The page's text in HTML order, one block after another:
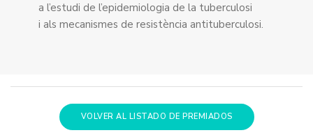
a l’estudi de l’epidemiologia de la tuberculosi
i als mecanismes de resistència antituberculosi.
VOLVER AL LISTADO DE PREMIADOS